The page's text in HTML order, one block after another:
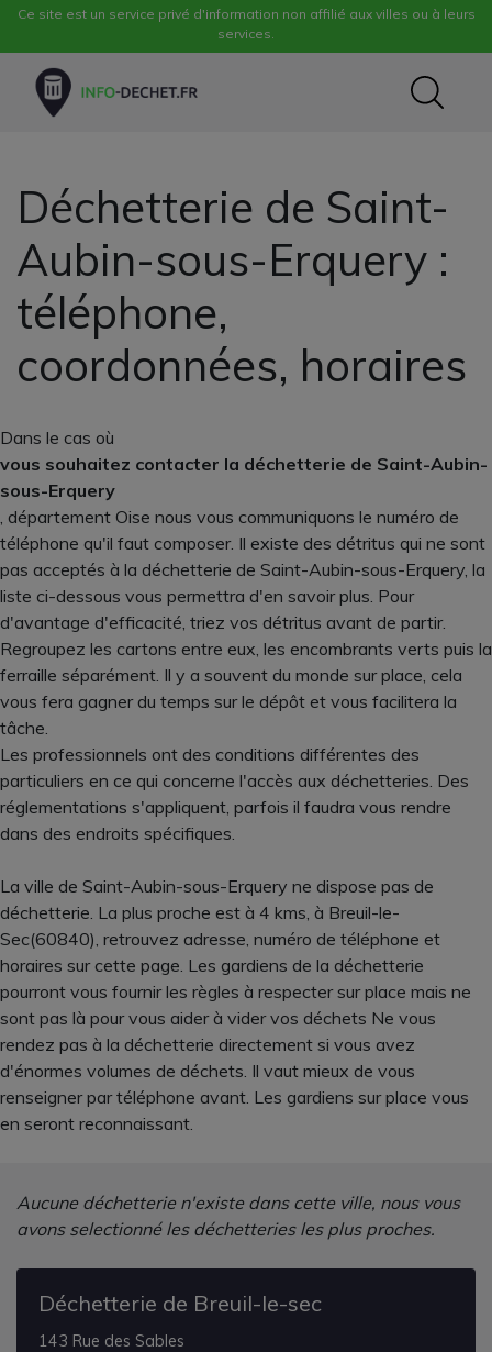
Ce site est un service privé d'information non affilié aux villes ou à leurs
services.
Déchetterie de Saint-
Aubin-sous-Erquery :
téléphone,
coordonnées, horaires
Dans le cas où
vous souhaitez contacter la déchetterie de Saint-Aubin-
sous-Erquery
, département Oise nous vous communiquons le numéro de
téléphone qu'il faut composer. Il existe des détritus qui ne sont
pas acceptés à la déchetterie de Saint-Aubin-sous-Erquery, la
liste ci-dessous vous permettra d'en savoir plus. Pour
d'avantage d'efficacité, triez vos détritus avant de partir.
Regroupez les cartons entre eux, les encombrants verts puis la
ferraille séparément. Il y a souvent du monde sur place, cela
vous fera gagner du temps sur le dépôt et vous facilitera la
tâche.
Les professionnels ont des conditions différentes des
particuliers en ce qui concerne l'accès aux déchetteries. Des
réglementations s'appliquent, parfois il faudra vous rendre
dans des endroits spécifiques.
La ville de Saint-Aubin-sous-Erquery ne dispose pas de
déchetterie. La plus proche est à 4 kms, à Breuil-le-
Sec(60840), retrouvez adresse, numéro de téléphone et
horaires sur cette page. Les gardiens de la déchetterie
pourront vous fournir les règles à respecter sur place mais ne
sont pas là pour vous aider à vider vos déchets Ne vous
rendez pas à la déchetterie directement si vous avez
d'énormes volumes de déchets. Il vaut mieux de vous
renseigner par téléphone avant. Les gardiens sur place vous
en seront reconnaissant.
Aucune déchetterie n'existe dans cette ville, nous vous
avons selectionné les déchetteries les plus proches.
Déchetterie de Breuil-le-sec
143 Rue des Sables